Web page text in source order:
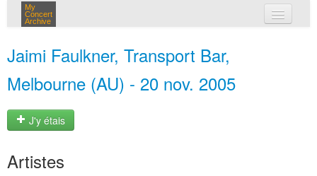
My
Concert
Archive
Jaimi Faulkner, Transport Bar,
Melbourne (AU) - 20 nov. 2005
J'y étais
Artistes